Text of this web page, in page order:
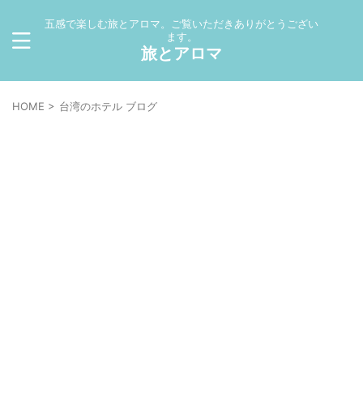
五感で楽しむ旅とアロマ。ご覧いただきありがとうござい
ます。
旅とアロマ
HOME > 台湾のホテル ブログ